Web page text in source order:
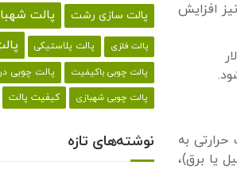
افزایش
به
یا برق)،
پالت سازی رشت پالت
پالت فلزی پالت پلاستیکی
پالت چوبی باکیفیت
پالت چوبی
پالت چوبی شهبازی
کیفیت پالت
نوشته‌های تازه